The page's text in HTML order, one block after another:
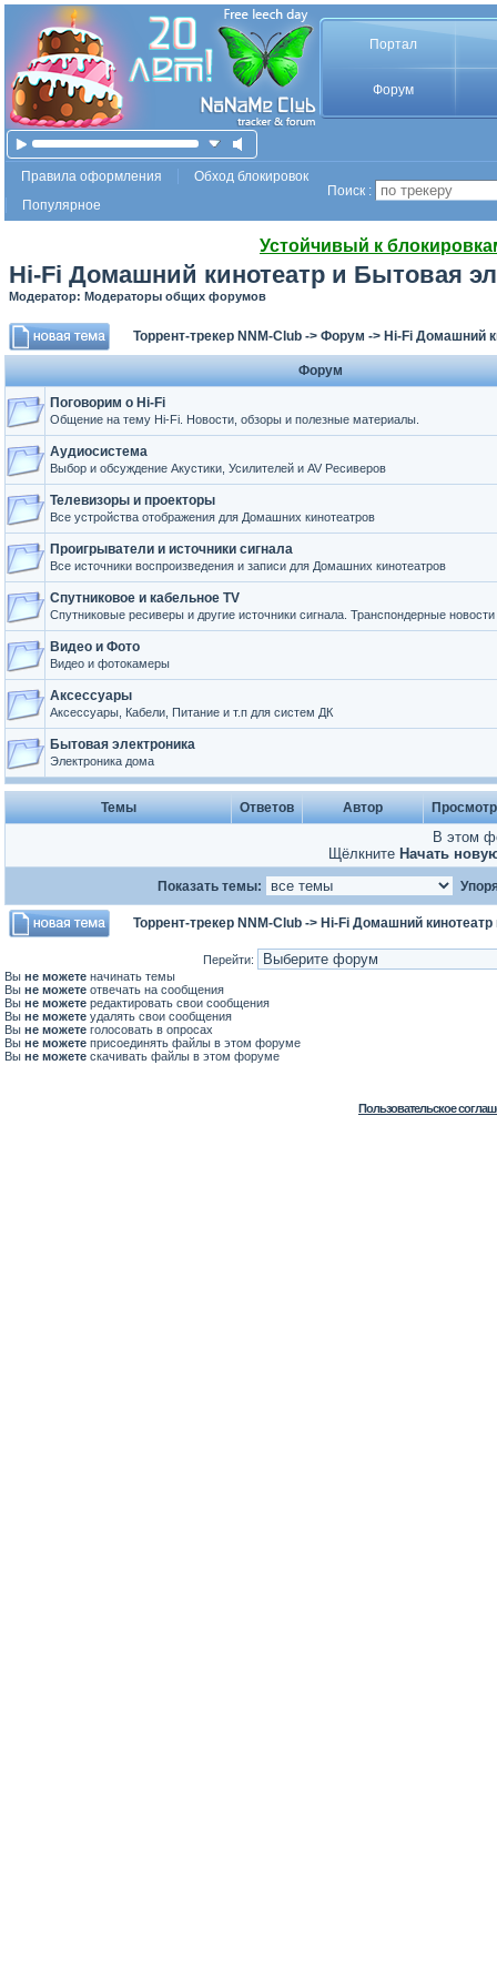
Портал
Форум
Правила оформления
Обход блокировок
Популярное
Поиск :
Устойчивый к
Hi-Fi Домашний кинотеатр и Бытовая
Модератор: Модераторы общих форумов
Торрент-трекер NNM-Club -> Форум -> Hi-Fi Домашний
Форум
Поговорим о Hi-Fi
Общение на тему Hi-Fi. Новости, обзоры и полезные материалы.
Аудиосистема
Выбор и обсуждение Акустики, Усилителей и AV Ресиверов
Телевизоры и проекторы
Все устройства отображения для Домашних кинотеатров
Проигрыватели и источники сигнала
Все источники воспроизведения и записи для Домашних кинотеатров
Спутниковое и кабельное TV
Спутниковые ресиверы и другие источники сигнала. Транспондерные новости
Видео и Фото
Видео и фотокамеры
Аксессуары
Аксессуары, Кабели, Питание и т.п для систем ДК
Бытовая электроника
Электроника дома
Темы Ответов Автор
В этом
Щёлкните Начать
Показать темы:
Торрент-трекер NNM-Club -> Hi-Fi Домашний
Перейти:
Вы не можете начинать темы
Вы не можете отвечать на сообщения
Вы не можете редактировать свои сообщения
Вы не можете удалять свои сообщения
Вы не можете голосовать в опросах
Вы не можете присоединять файлы в этом форуме
Вы не можете скачивать файлы в этом форуме
Пользовательское